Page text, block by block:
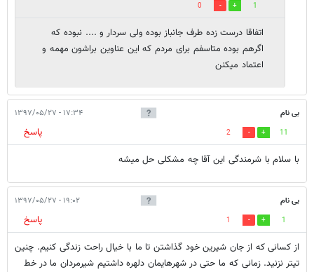
1
0
اتفاقا درست زده طرف جانباز بوده ولی سردار و .... نبوده که
اگرهم بوده متاسفم برای مردم که این عناوین براشون مهمه و
اعتماد میکنن
بی نام ۱۷:۳۴ - ۱۳۹۷/۰۵/۲۷
11
2
پاسخ
با سلام با شرمندگی این آقا چه مشکلی حل میشه
بی نام ۱۹:۰۲ - ۱۳۹۷/۰۵/۲۷
1
1
پاسخ
از کسانی که از جان شیرین خود گذاشتن تا ما با خیال راحت زندگی کنیم. چنین
تیتر نزنید. زمانی که ما حتی در شهرهایمان دلهره داشتیم شیرمردان ما در خط